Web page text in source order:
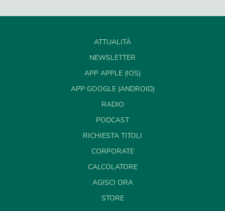
ATTUALITÀ
NEWSLETTER
APP APPLE (IOS)
APP GOOGLE (ANDROID)
RADIO
PODCAST
RICHIESTA TITOLI
CORPORATE
CALCOLATORE
AGISCI ORA
STORE